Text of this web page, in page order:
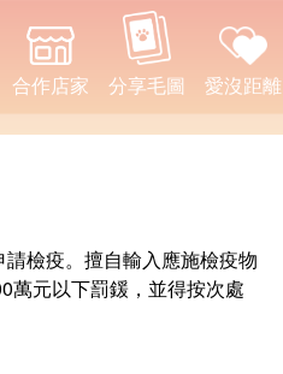
合作店家 分享毛圖 愛沒距離
檢疫。擅自輸入應施檢疫物
萬元以下罰鍰，並得按次處